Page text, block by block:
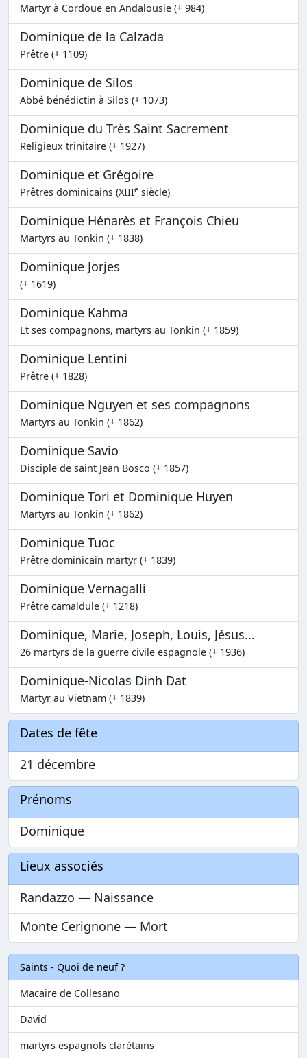
Martyr à Cordoue en Andalousie (+ 984)
Dominique de la Calzada
Prêtre (+ 1109)
Dominique de Silos
Abbé bénédictin à Silos (+ 1073)
Dominique du Très Saint Sacrement
Religieux trinitaire (+ 1927)
Dominique et Grégoire
Prêtres dominicains (XIIIe siècle)
Dominique Hénarès et François Chieu
Martyrs au Tonkin (+ 1838)
Dominique Jorjes
(+ 1619)
Dominique Kahma
Et ses compagnons, martyrs au Tonkin (+ 1859)
Dominique Lentini
Prêtre (+ 1828)
Dominique Nguyen et ses compagnons
Martyrs au Tonkin (+ 1862)
Dominique Savio
Disciple de saint Jean Bosco (+ 1857)
Dominique Tori et Dominique Huyen
Martyrs au Tonkin (+ 1862)
Dominique Tuoc
Prêtre dominicain martyr (+ 1839)
Dominique Vernagalli
Prêtre camaldule (+ 1218)
Dominique, Marie, Joseph, Louis, Jésus...
26 martyrs de la guerre civile espagnole (+ 1936)
Dominique-Nicolas Dinh Dat
Martyr au Vietnam (+ 1839)
Dates de fête
21 décembre
Prénoms
Dominique
Lieux associés
Randazzo — Naissance
Monte Cerignone — Mort
Saints - Quoi de neuf ?
Macaire de Collesano
David
martyrs espagnols clarétains